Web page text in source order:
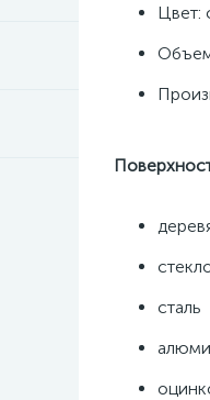
Цвет:
сталь